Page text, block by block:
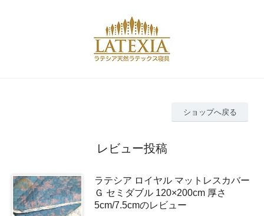
ショップへ戻る
レビュー投稿
ラテシア ロイヤル マットレスカバー
Ｇ セミダブル 120×200cm 厚さ
5cm/7.5cmのレビュー